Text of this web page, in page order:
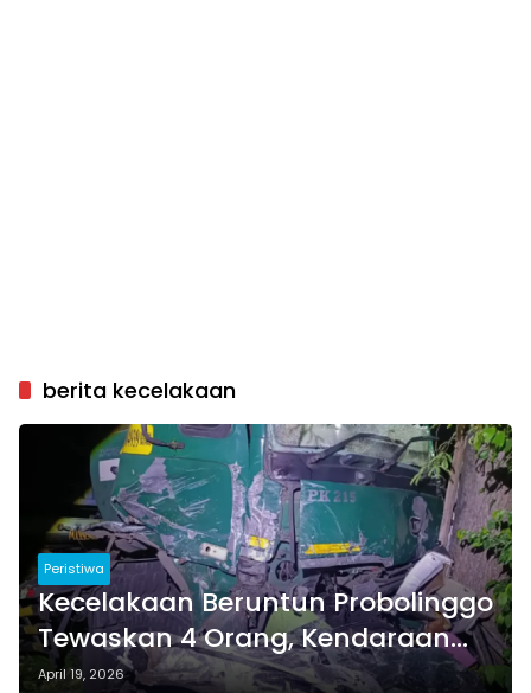
berita kecelakaan
Peristiwa
Kecelakaan Beruntun Probolinggo
Tewaskan 4 Orang, Kendaraan
Ringsek Terjepit
April 19, 2026